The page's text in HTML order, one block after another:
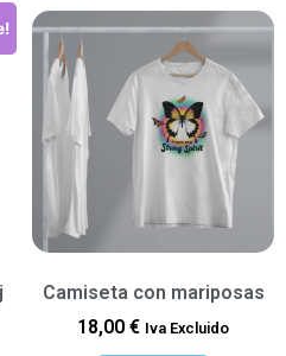
Camiseta con mariposas
18,00 € Iva Excluido